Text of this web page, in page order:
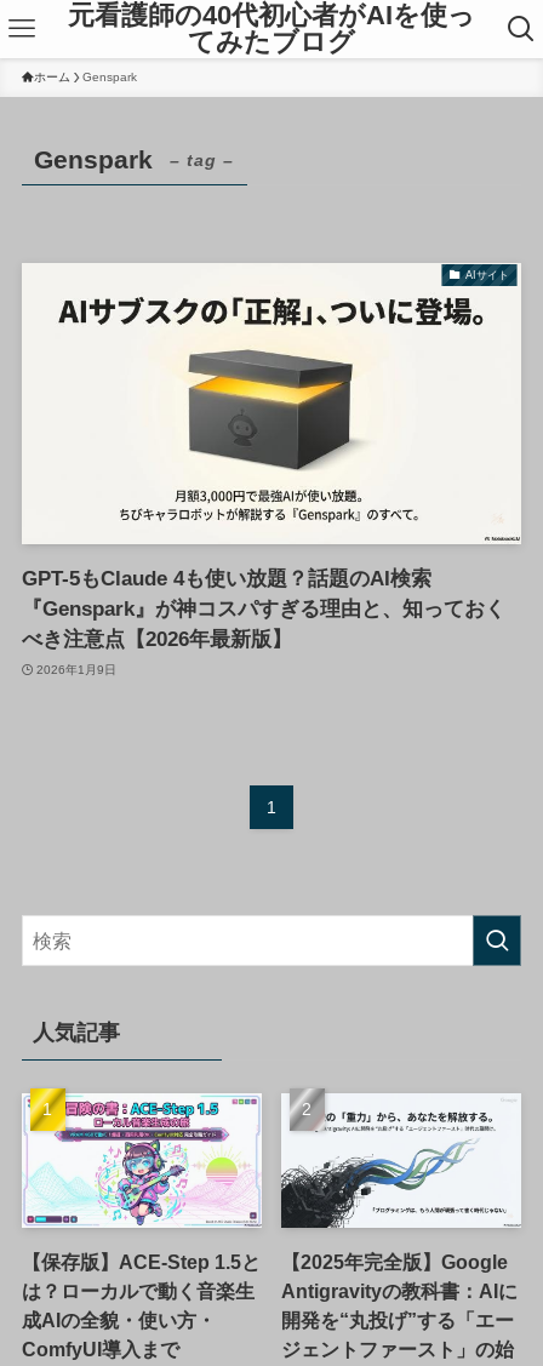
元看護師の40代初心者がAIを使っ
てみたブログ
ホーム Genspark
Genspark – tag –
AIサイト
GPT-5もClaude 4も使い放題？話題のAI検索
『Genspark』が神コスパすぎる理由と、知っておく
べき注意点【2026年最新版】
2026年1月9日
1
人気記事
【保存版】ACE-Step 1.5と
は？ローカルで動く音楽生
成AIの全貌・使い方・
ComfyUI導入まで
【2025年完全版】Google
Antigravityの教科書：AIに
開発を“丸投げ”する「エー
ジェントファースト」の始